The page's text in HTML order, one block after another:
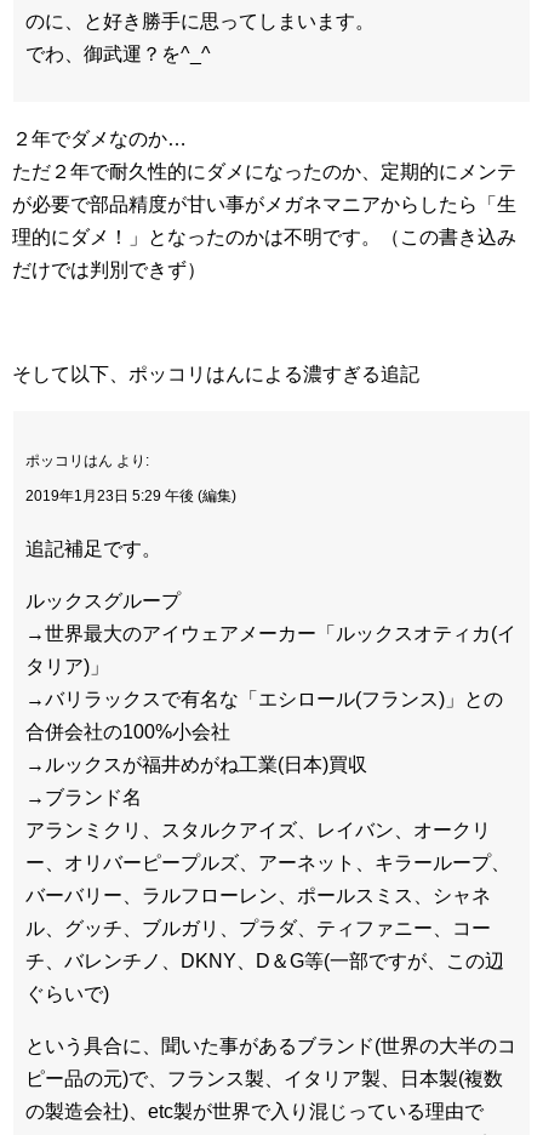
のに、と好き勝手に思ってしまいます。
でわ、御武運？を^_^
２年でダメなのか…
ただ２年で耐久性的にダメになったのか、定期的にメンテ
が必要で部品精度が甘い事がメガネマニアからしたら「生
理的にダメ！」となったのかは不明です。（この書き込み
だけでは判別できず）
そして以下、ポッコリはんによる濃すぎる追記
ポッコリはん より:
2019年1月23日 5:29 午後 (編集)
追記補足です。
ルックスグループ
→世界最大のアイウェアメーカー「ルックスオティカ(イ
タリア)」
→バリラックスで有名な「エシロール(フランス)」との
合併会社の100%小会社
→ルックスが福井めがね工業(日本)買収
→ブランド名
アランミクリ、スタルクアイズ、レイバン、オークリ
ー、オリバーピープルズ、アーネット、キラーループ、
バーバリー、ラルフローレン、ポールスミス、シャネ
ル、グッチ、ブルガリ、プラダ、ティファニー、コー
チ、バレンチノ、DKNY、D＆G等(一部ですが、この辺
ぐらいで)
という具合に、聞いた事があるブランド(世界の大半のコ
ピー品の元)で、フランス製、イタリア製、日本製(複数
の製造会社)、etc製が世界で入り混じっている理由で